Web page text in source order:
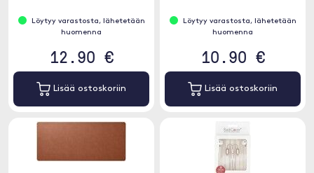
Löytyy varastosta, lähetetään
huomenna
12.90 €
Lisää ostoskoriin
Löytyy varastosta, lähetetään
huomenna
10.90 €
Lisää ostoskoriin